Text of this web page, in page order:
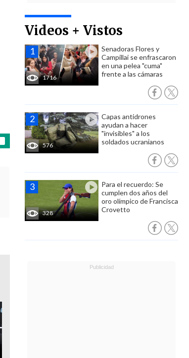
Videos + Vistos
1716
Senadoras Flores y
Campillai se enfrascaron
en una pelea "cuma"
frente a las cámaras
576
Capas antidrones
ayudan a hacer
"invisibles" a los
soldados ucranianos
328
Para el recuerdo: Se
cumplen dos años del
oro olímpico de Francisca
Crovetto